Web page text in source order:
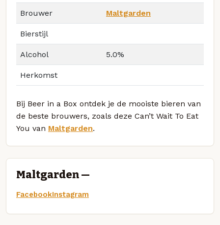
Brouwer Maltgarden
Bierstijl
Alcohol 5.0%
Herkomst
Bij Beer in a Box ontdek je de mooiste bieren van
de beste brouwers, zoals deze Can’t Wait To Eat
You van Maltgarden.
Maltgarden —
FacebookInstagram